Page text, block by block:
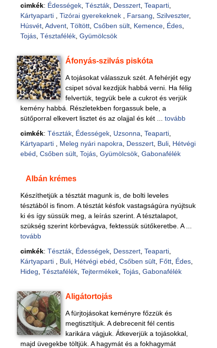
cimkék: Édességek, Tészták, Desszert, Teaparti,
Kártyaparti
Tizórai gyerekeknek Farsang Szilveszter,
Húsvét, Advent, Töltött, Csőben sült, Kemence, Édes,
Tojás, Tésztafélék, Gyümölcsök
Áfonyás-szilvás piskóta
A tojásokat válasszuk szét. A fehérjét egy
csipet sóval kezdjük habbá verni. Ha félig
felvertük, tegyük bele a cukrot és verjük
kemény habbá. Részletekben forgassuk bele, a
sütőporral elkevert lisztet és az olajjal és két ... tovább
cimkék: Tészták, Édességek, Uzsonna Teaparti,
Kártyaparti
Meleg nyári napokra Desszert, Buli, Hétvégi
ebéd Csőben sült, Tojás, Gyümölcsök, Gabonafélék
Albán krémes
Készíthetjük a tésztát magunk is, de bolti leveles
tésztából is finom. A tésztát késfok vastagságúra nyújtsuk
ki és így süssük meg, a leírás szerint. A tésztalapot,
szükség szerint körbevágva, fektessük sütőkeretbe. A ...
tovább
cimkék: Tészták, Édességek, Desszert, Teaparti,
Kártyaparti
Buli, Hétvégi ebéd Csőben sült, Főtt, Édes,
Hideg Tésztafélék, Tejtermékek, Tojás, Gabonafélék
Aligátortojás
A fürjtojásokat keményre főzzük és
megtisztítjuk. A debrecenit fél centis
karikára vágjuk. Átkeverjük a tojásokkal,
majd üvegekbe töltjük. A hagymát és a fokhagymát